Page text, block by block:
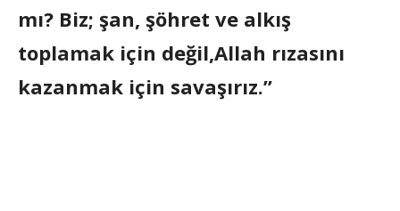
mı? Biz; şan, şöhret ve alkış
toplamak için değil,Allah rızasını
kazanmak için savaşırız.”